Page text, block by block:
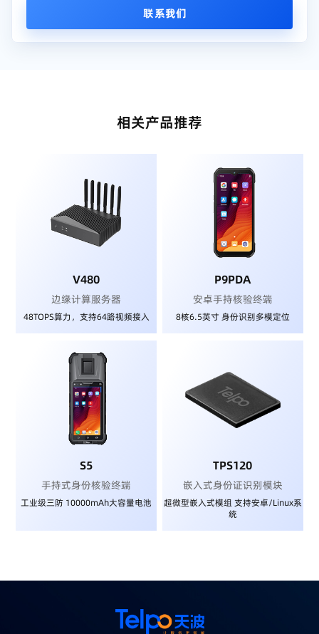
联系我们
相关产品推荐
V480
边缘计算服务器
48TOPS算力，支持64路视频接入
P9PDA
安卓手持核验终端
8核6.5英寸 身份识别多模定位
S5
手持式身份核验终端
工业级三防 10000mAh大容量电池
TPS120
嵌入式身份证识别模块
超微型嵌入式模组 支持安卓/Linux系
统